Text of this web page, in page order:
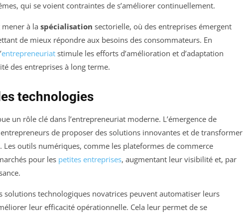
qui se voient contraintes de s’améliorer continuellement.
à la spécialisation sectorielle, où des entreprises émergent
de mieux répondre aux besoins des consommateurs. En
entrepreneuriat stimule les efforts d’amélioration et d’adaptation
des entreprises à long terme.
technologies
un rôle clé dans l’entrepreneuriat moderne. L’émergence de
de proposer des solutions innovantes et de transformer
Les outils numériques, comme les plateformes de commerce
pour les petites entreprises, augmentant leur visibilité et, par
solutions technologiques novatrices peuvent automatiser leurs
leur efficacité opérationnelle. Cela leur permet de se